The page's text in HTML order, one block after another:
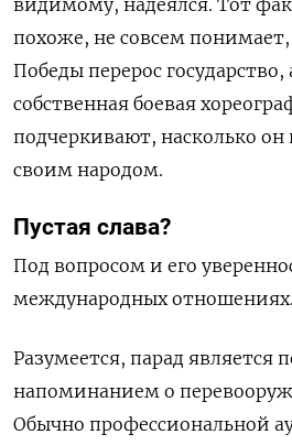
похоже, не совсем понимает,
Победы перерос государство,
собственная боевая
подчеркивают, насколько он
своим народом.
Пустая слава?
Под вопросом и его
международных отношениях.
Разумеется, парад является
напоминанием о
Обычно профессиональной